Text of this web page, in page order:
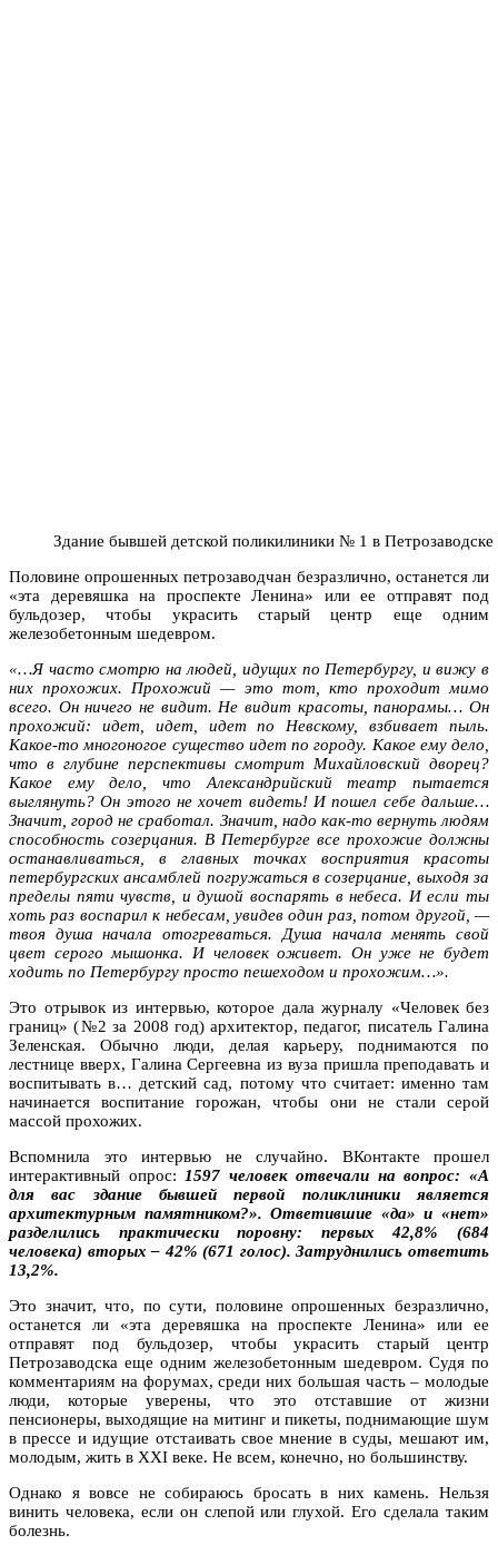
Здание бывшей детской поликилиники № 1 в
Половине опрошенных петрозаводчан безразлично, останется ли
«эта деревяшка на проспекте Ленина» или ее отправят под
бульдозер, чтобы украсить старый центр еще одним
железобетонным шедевром.
«…Я часто смотрю на людей, идущих по Петербургу, и вижу в
них прохожих. Прохожий — это тот, кто проходит мимо
всего. Он ничего не видит. Не видит красоты, панорамы… Он
прохожий: идет, идет, идет по Невскому, взбивает пыль.
Какое-то многоногое существо идет по городу. Какое ему дело,
что в глубине перспективы смотрит Михайловский дворец?
Какое ему дело, что Александрийский театр пытается
выглянуть? Он этого не хочет видеть! И пошел себе дальше…
Значит, город не сработал. Значит, надо как-то вернуть людям
способность созерцания. В Петербурге все прохожие должны
останавливаться, в главных точках восприятия красоты
петербургских ансамблей погружаться в созерцание, выходя за
пределы пяти чувств, и душой воспарять в небеса. И если ты
хоть раз воспарил к небесам, увидев один раз, потом другой, —
твоя душа начала отогреваться. Душа начала менять свой
цвет серого мышонка. И человек оживет. Он уже не будет
ходить по Петербургу просто пешеходом и прохожим…».
Это отрывок из интервью, которое дала журналу «Человек без
границ» (№2 за 2008 год) архитектор, педагог, писатель Галина
Зеленская. Обычно люди, делая карьеру, поднимаются по
лестнице вверх, Галина Сергеевна из вуза пришла преподавать и
воспитывать в… детский сад, потому что считает: именно там
начинается воспитание горожан, чтобы они не стали серой
массой прохожих.
Вспомнила это интервью не случайно. ВКонтакте прошел
интерактивный опрос: 1597 человек отвечали на вопрос: «А
для вас здание бывшей первой поликлиники является
архитектурным памятником?». Ответившие «да» и «нет»
разделились практически поровну: первых 42,8% (684
человека) вторых – 42% (671 голос). Затруднились ответить
13,2%.
Это значит, что, по сути, половине опрошенных безразлично,
останется ли «эта деревяшка на проспекте Ленина» или ее
отправят под бульдозер, чтобы украсить старый центр
Петрозаводска еще одним железобетонным шедевром. Судя по
комментариям на форумах, среди них большая часть – молодые
люди, которые уверены, что это отставшие от жизни
пенсионеры, выходящие на митинг и пикеты, поднимающие шум
в прессе и идущие отстаивать свое мнение в суды, мешают им,
молодым, жить в ХХI веке. Не всем, конечно, но большинству.
Однако я вовсе не собираюсь бросать в них камень. Нельзя
винить человека, если он слепой или глухой. Его сделала таким
болезнь.